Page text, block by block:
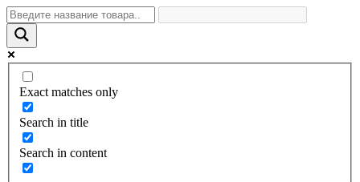
Exact matches only
Search in title
Search in content